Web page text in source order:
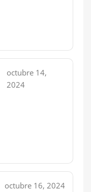
octubre 14,
2024
octubre 16, 2024